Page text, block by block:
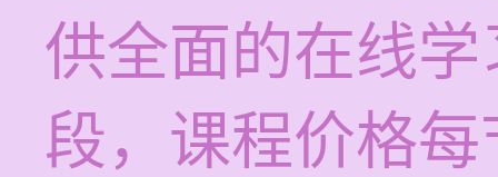
供全面的在线
段，课程价格